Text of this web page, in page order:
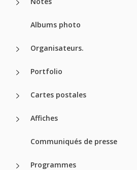
Albums photo
Organisateurs.
Portfolio
Cartes postales
Affiches
Communiqués de presse
Programmes